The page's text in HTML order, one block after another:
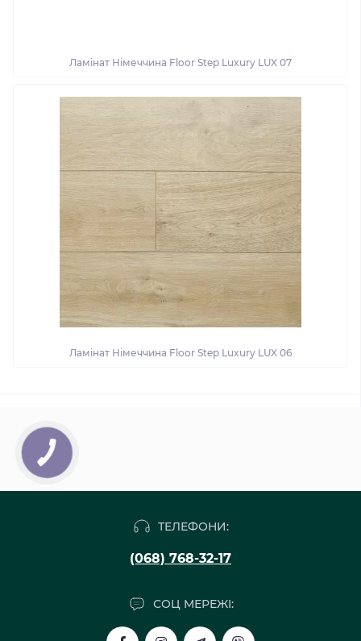
Ламінат Німеччина Floor Step Luxury LUX 07
Ламінат Німеччина Floor Step Luxury LUX 06
ТЕЛЕФОНИ:
(068) 768-32-17
СОЦ МЕРЕЖІ: